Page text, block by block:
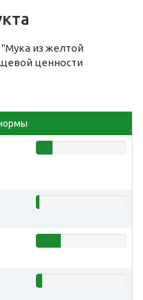
из желтой
ценности